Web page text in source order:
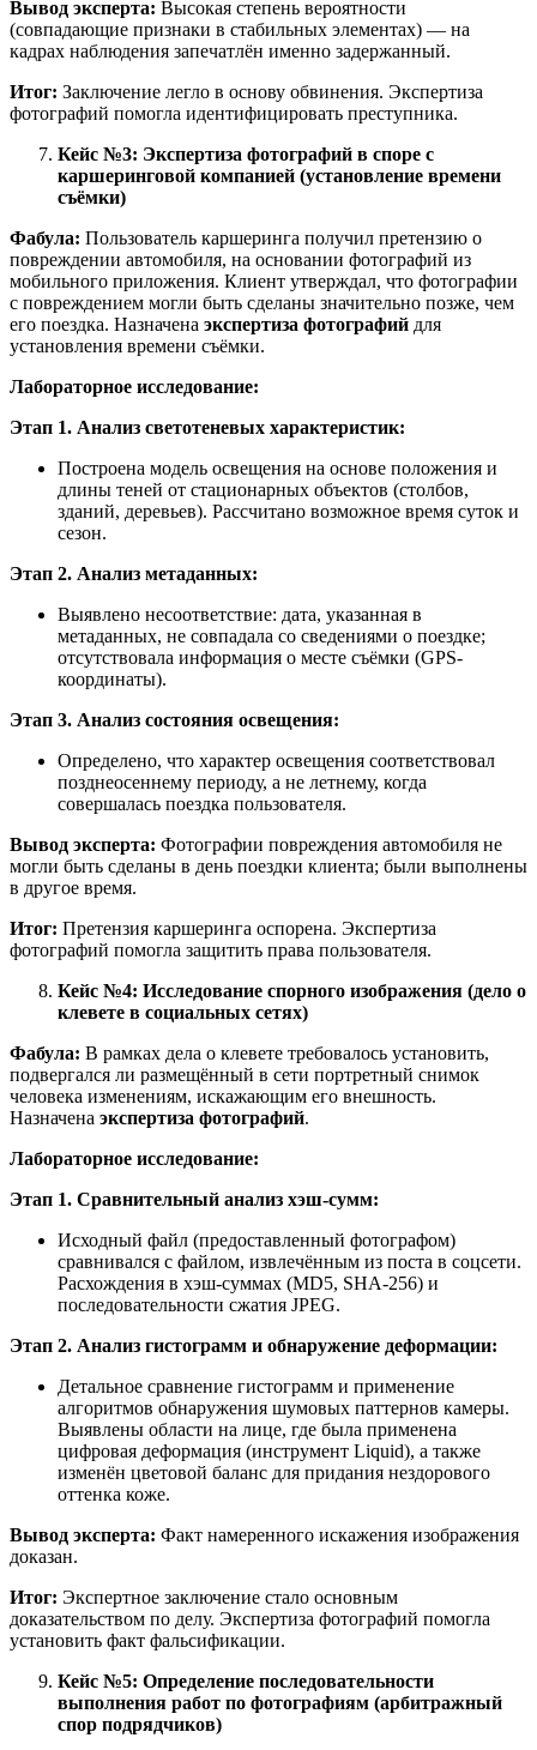
Вывод эксперта: Высокая степень вероятности
(совпадающие признаки в стабильных элементах) — на
кадрах наблюдения запечатлён именно задержанный.
Итог: Заключение легло в основу обвинения. Экспертиза
фотографий помогла идентифицировать преступника.
Кейс №3: Экспертиза фотографий в споре с
каршеринговой компанией (установление времени
съёмки)
Фабула: Пользователь каршеринга получил претензию о
повреждении автомобиля, на основании фотографий из
мобильного приложения. Клиент утверждал, что фотографии
с повреждением могли быть сделаны значительно позже, чем
его поездка. Назначена экспертиза фотографий для
установления времени съёмки.
Лабораторное исследование:
Этап 1. Анализ светотеневых характеристик:
Построена модель освещения на основе положения и
длины теней от стационарных объектов (столбов,
зданий, деревьев). Рассчитано возможное время суток и
сезон.
Этап 2. Анализ метаданных:
Выявлено несоответствие: дата, указанная в
метаданных, не совпадала со сведениями о поездке;
отсутствовала информация о месте съёмки (GPS-
координаты).
Этап 3. Анализ состояния освещения:
Определено, что характер освещения соответствовал
позднеосеннему периоду, а не летнему, когда
совершалась поездка пользователя.
Вывод эксперта: Фотографии повреждения автомобиля не
могли быть сделаны в день поездки клиента; были выполнены
в другое время.
Итог: Претензия каршеринга оспорена. Экспертиза
фотографий помогла защитить права пользователя.
Кейс №4: Исследование спорного изображения (дело о
клевете в социальных сетях)
Фабула: В рамках дела о клевете требовалось установить,
подвергался ли размещённый в сети портретный снимок
человека изменениям, искажающим его внешность.
Назначена экспертиза фотографий.
Лабораторное исследование:
Этап 1. Сравнительный анализ хэш-сумм:
Исходный файл (предоставленный фотографом)
сравнивался с файлом, извлечённым из поста в соцсети.
Расхождения в хэш-суммах (MD5, SHA-256) и
последовательности сжатия JPEG.
Этап 2. Анализ гистограмм и обнаружение деформации:
Детальное сравнение гистограмм и применение
алгоритмов обнаружения шумовых паттернов камеры.
Выявлены области на лице, где была применена
цифровая деформация (инструмент Liquid), а также
изменён цветовой баланс для придания нездорового
оттенка коже.
Вывод эксперта: Факт намеренного искажения изображения
доказан.
Итог: Экспертное заключение стало основным
доказательством по делу. Экспертиза фотографий помогла
установить факт фальсификации.
Кейс №5: Определение последовательности
выполнения работ по фотографиям (арбитражный
спор подрядчиков)